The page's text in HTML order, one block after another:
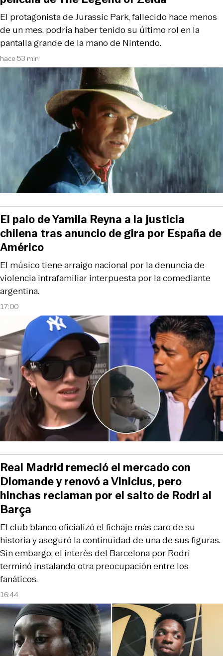
hace 53 min
El protagonista de Jurassic Park, fallecido hace menos
de un mes, podría haber tenido su último rol en la
pantalla grande de la mano de Nintendo.
17:00
El músico tiene arraigo nacional por la denuncia de
violencia intrafamiliar interpuesta por la comediante
argentina.
El palo de Yamila Reyna a la justicia
chilena tras anuncio de gira por España de
Américo
16:44
El club blanco oficializó el fichaje más caro de su
historia y aseguró la continuidad de una de sus figuras.
Sin embargo, el interés del Barcelona por Rodri
terminó instalando otra preocupación entre los
fanáticos.
Real Madrid remeció el mercado con
Diomande y renovó a Vinicius, pero
hinchas reclaman por el salto de Rodri al
Barça